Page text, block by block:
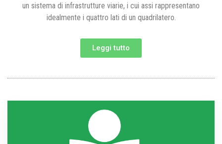
un sistema di infrastrutture viarie, i cui assi rappresentano
idealmente i quattro lati di un quadrilatero.
Leggi tutto